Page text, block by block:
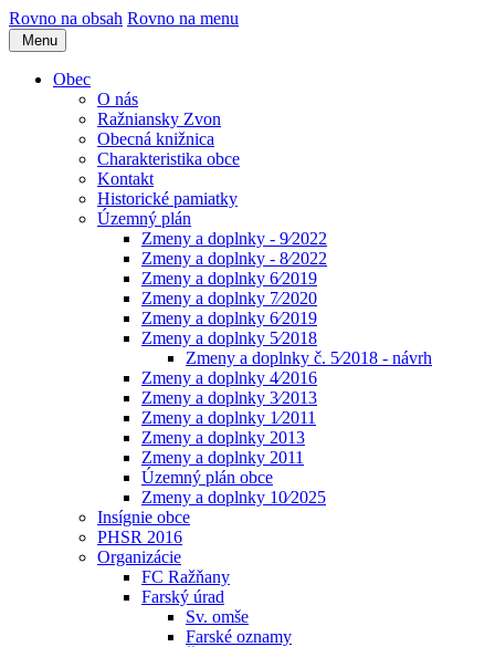
Rovno na obsah Rovno na menu
Menu
Obec
O nás
Ražniansky Zvon
Obecná knižnica
Charakteristika obce
Kontakt
Historické pamiatky
Územný plán
Zmeny a doplnky - 9⁄2022
Zmeny a doplnky - 8⁄2022
Zmeny a doplnky 6⁄2019
Zmeny a doplnky 7⁄2020
Zmeny a doplnky 6⁄2019
Zmeny a doplnky 5⁄2018
Zmeny a doplnky č. 5⁄2018 - návrh
Zmeny a doplnky 4⁄2016
Zmeny a doplnky 3⁄2013
Zmeny a doplnky 1⁄2011
Zmeny a doplnky 2013
Zmeny a doplnky 2011
Územný plán obce
Zmeny a doplnky 10⁄2025
Insígnie obce
PHSR 2016
Organizácie
FC Ražňany
Farský úrad
Sv. omše
Farské oznamy